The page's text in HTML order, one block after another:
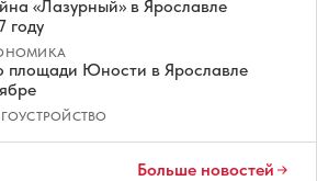
«Лазурный» в Ярославле
году
площади Юности в Ярославле
Больше новостей